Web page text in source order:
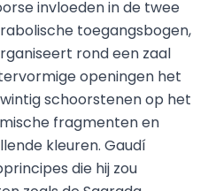
invloeden in de twee
toegangsbogen,
rond een zaal
openingen het
schoorstenen op het
fragmenten en
kleuren. Gaudí
die hij zou